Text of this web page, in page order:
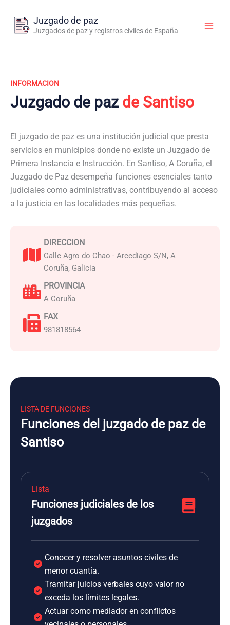
contenido
Juzgado de paz
Juzgados de paz y registros civiles de España
INFORMACION
Juzgado de paz de Santiso
El juzgado de paz es una institución judicial que presta
servicios en municipios donde no existe un Juzgado de
Primera Instancia e Instrucción. En Santiso, A Coruña, el
Juzgado de Paz desempeña funciones esenciales tanto
judiciales como administrativas, contribuyendo al acceso
a la justicia en las localidades más pequeñas.
DIRECCION
Calle Agro do Chao - Arcediago S/N, A
Coruña, Galicia
PROVINCIA
A Coruña
FAX
981818564
LISTA DE FUNCIONES
Funciones del juzgado de paz de
Santiso
Lista
Funciones judiciales de los
juzgados
Conocer y resolver asuntos civiles de
menor cuantía.
Tramitar juicios verbales cuyo valor no
exceda los límites legales.
Actuar como mediador en conflictos